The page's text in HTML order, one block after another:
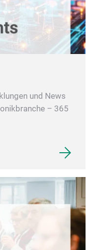
und News
– 365